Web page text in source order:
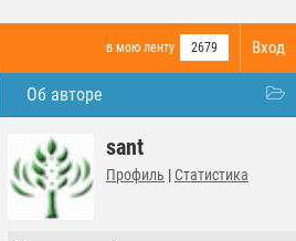
Вход
в мою ленту 2679
Об авторе
sant
Профиль | Статистика